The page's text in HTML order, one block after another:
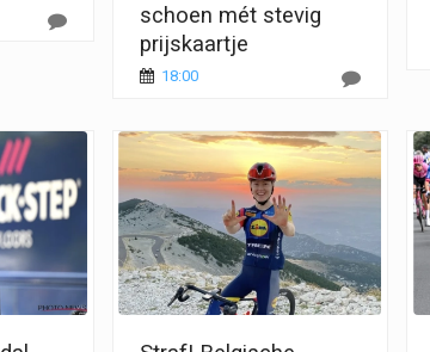
schoen mét stevig
prijskaartje
18:00